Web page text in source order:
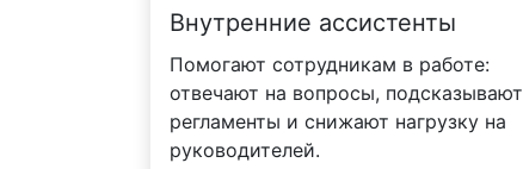
Внутренние ассистенты
Помогают сотрудникам в работе:
отвечают на вопросы, подсказывают
регламенты и снижают нагрузку на
руководителей.